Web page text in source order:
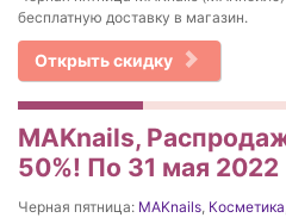
бесплатную доставку в магазин.
Открыть скидку
MAKnails,
50%! По 31 мая 2022
Черная пятница: MAKnails Косметика